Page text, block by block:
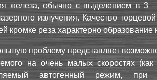
железа, обычно с выделением в 3
излучения. Качество
кромке реза характерно образование
проблему представляет
на очень малых скоростях
автогенный режим, при